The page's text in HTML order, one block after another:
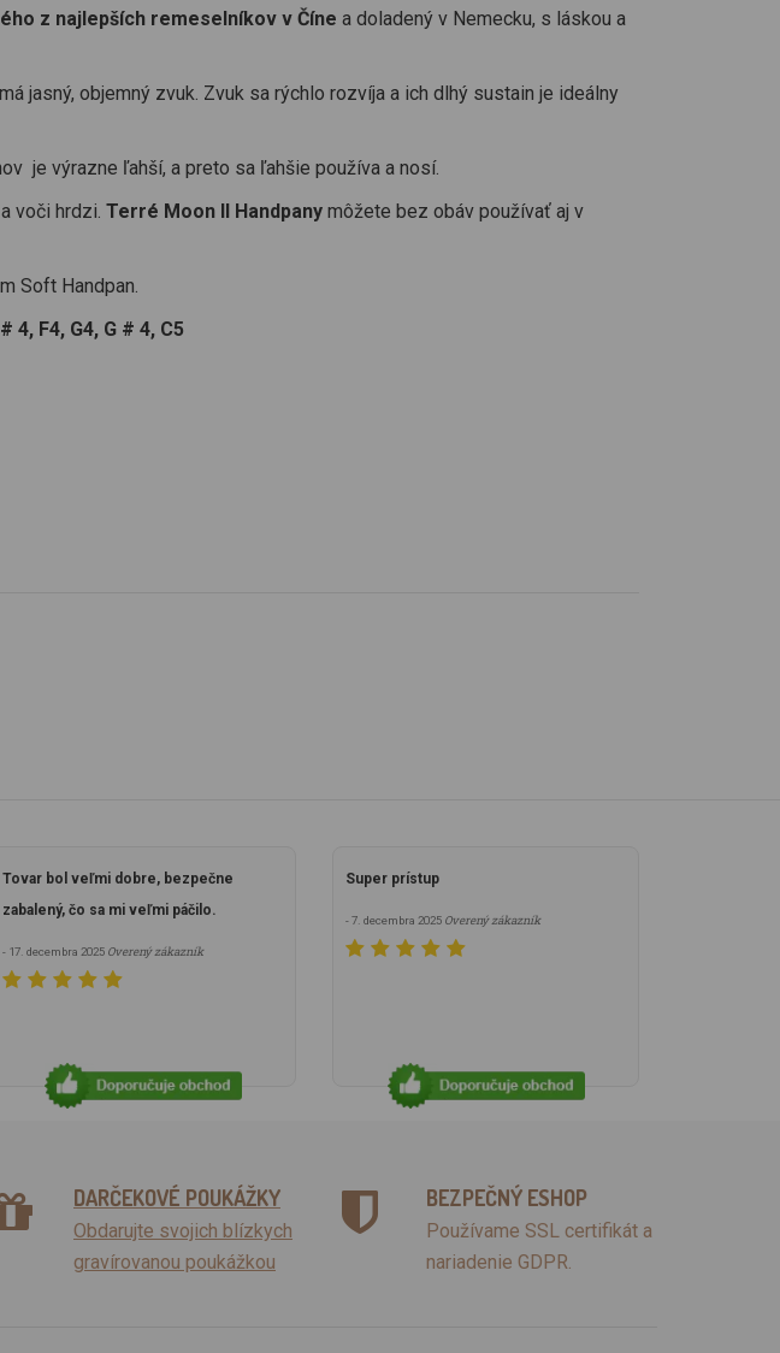
z najlepších remeselníkov v Číne a doladený v Nemecku, s láskou a
jasný, objemný zvuk. Zvuk sa rýchlo rozvíja a ich dlhý sustain je ideálny
je výrazne ľahší, a preto sa ľahšie používa a nosí.
voči hrdzi. Terré Moon II Handpanymôžete bez obáv používať aj v
Soft Handpan.
4, F4, G4, G # 4, C5
Tovar bol veľmi dobre, bezpečne
zabalený, čo sa mi veľmi páčilo.
- 17. decembra 2025 Overený zákazník
Super prístup
- 7. decembra 2025 Overený zákazník
DARČEKOVÉ POUKÁŽKY
Obdarujte svojich blízkych
gravírovanou poukážkou
BEZPEČNÝ ESHOP
Používame SSL certifikát a
nariadenie GDPR.